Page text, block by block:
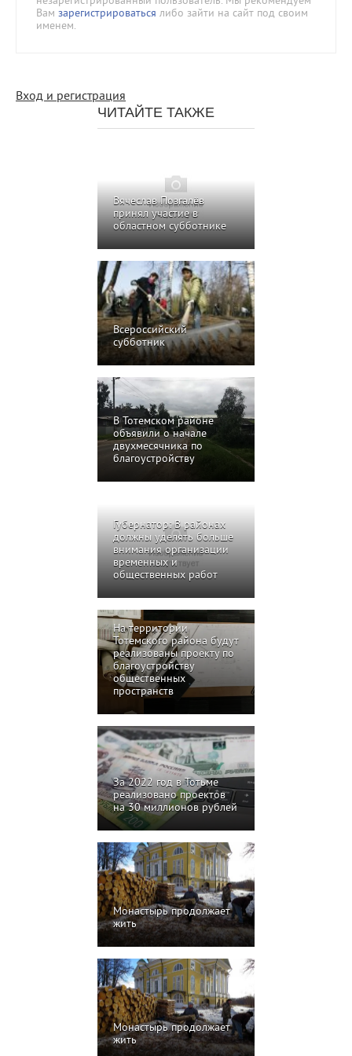
Вам зарегистрироваться либо зайти на сайт под своим
именем.
Вход и регистрация
ЧИТАЙТЕ ТАКЖЕ
Вячеслав Позгалёв
принял участие в
областном субботнике
Всероссийский
субботник
В Тотемском районе
объявили о начале
двухмесячника по
благоустройству
Губернатор: В районах
должны уделять больше
внимания организации
временных и
общественных работ
На территории
Тотемского района будут
реализованы проекту по
благоустройству
общественных
пространств
За 2022 год в Тотьме
реализовано проектов
на 30 миллионов рублей
Монастырь продолжает
жить
Монастырь продолжает
жить